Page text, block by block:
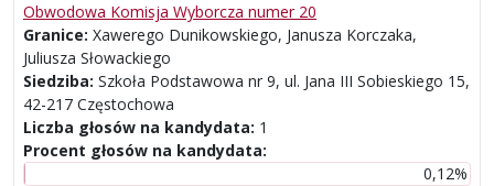
Obwodowa Komisja Wyborcza numer 20
Granice: Xawerego Dunikowskiego, Janusza Korczaka,
Juliusza Słowackiego
Siedziba: Szkoła Podstawowa nr 9, ul. Jana III Sobieskiego 15,
42-217 Częstochowa
Liczba głosów na kandydata: 1
Procent głosów na kandydata:
0,12%